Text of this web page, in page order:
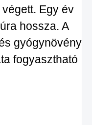
Egy év
hossza. A
gyógynövény
fogyasztható